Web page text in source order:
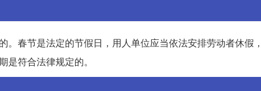
。春节是法定的节假日，用人单位应当依法安排劳动者休假
符合法律规定的。